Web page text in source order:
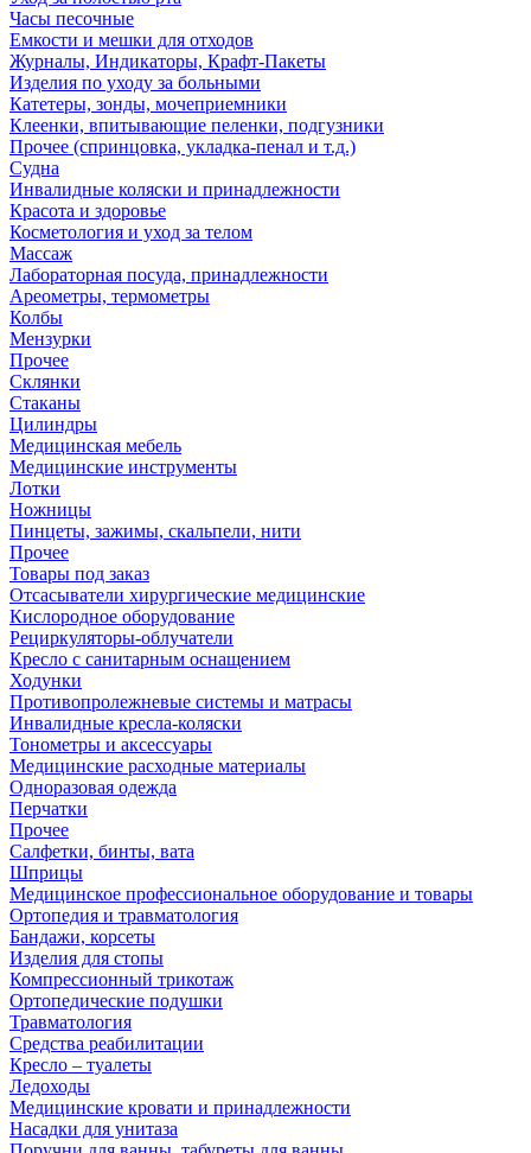
Часы песочные
Емкости и мешки для отходов
Журналы, Индикаторы, Крафт-Пакеты
Изделия по уходу за больными
Катетеры, зонды, мочеприемники
Клеенки, впитывающие пеленки, подгузники
Прочее (спринцовка, укладка-пенал и т.д.)
Судна
Инвалидные коляски и принадлежности
Красота и здоровье
Косметология и уход за телом
Массаж
Лабораторная посуда, принадлежности
Ареометры, термометры
Колбы
Мензурки
Прочее
Склянки
Стаканы
Цилиндры
Медицинская мебель
Медицинские инструменты
Лотки
Ножницы
Пинцеты, зажимы, скальпели, нити
Прочее
Товары под заказ
Отсасыватели хирургические медицинские
Кислородное оборудование
Рециркуляторы-облучатели
Кресло с санитарным оснащением
Ходунки
Противопролежневые системы и матрасы
Инвалидные кресла-коляски
Тонометры и аксессуары
Медицинские расходные материалы
Одноразовая одежда
Перчатки
Прочее
Салфетки, бинты, вата
Шприцы
Медицинское профессиональное оборудование и товары
Ортопедия и травматология
Бандажи, корсеты
Изделия для стопы
Компрессионный трикотаж
Ортопедические подушки
Травматология
Средства реабилитации
Кресло – туалеты
Ледоходы
Медицинские кровати и принадлежности
Насадки для унитаза